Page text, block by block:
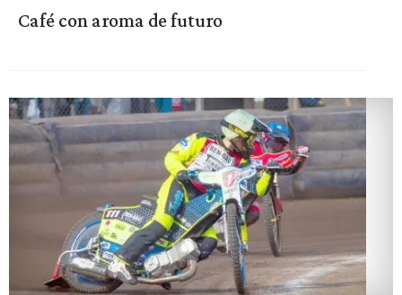
Café con aroma de futuro